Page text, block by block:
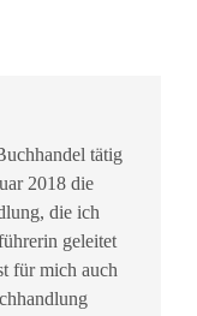
tätig
2018 die
die ich
geleitet
für mich auch